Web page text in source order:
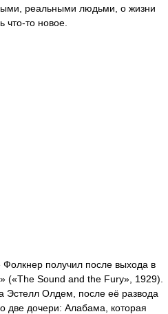
реальными людьми, о жизни
что-то новое.
получил после выхода в
(«The Sound and the Fury», 1929).
Эстелл Олдем, после её развода
дочери: Алабама, которая